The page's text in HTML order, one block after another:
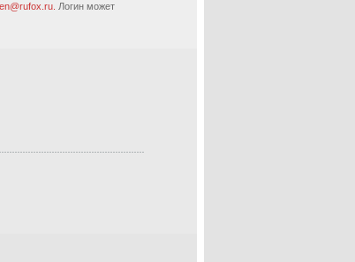
Логин может